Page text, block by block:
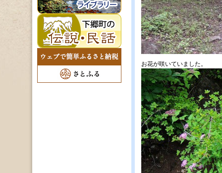
お花が咲いていました。